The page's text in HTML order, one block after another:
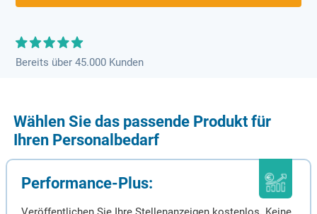
Bereits über 45.000 Kunden
Wählen Sie das passende Produkt für
Ihren Personalbedarf
Performance-Plus: